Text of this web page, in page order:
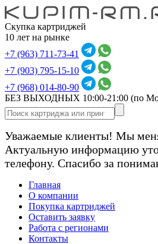
Скупка картриджей
10 лет на рынке
+7 (963) 711-73-41
+7 (903) 795-15-10
+7 (968) 014-80-90
БЕЗ ВЫХОДНЫХ 10:00-21:00 (по
Уважаемые клиенты! Мы
Актуальную информацию
телефону. Спасибо за
Главная
О компании
Покупка картриджей
Оставить заявку
Работа с регионами
Контакты